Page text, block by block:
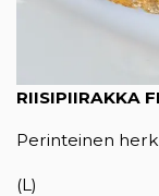
RIISIPIIRAKKA
Perinteinen
(L)